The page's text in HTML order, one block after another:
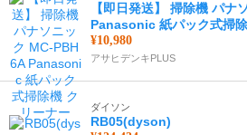
【即日発送】 掃除機 パナ
Panasonic 紙パック式掃
¥10,980
アサヒデンキPLUS
ダイソン
RB05(dyson)